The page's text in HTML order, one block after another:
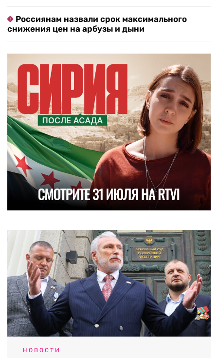
Россиянам назвали срок максимального
снижения цен на арбузы и дыни
НОВОСТИ